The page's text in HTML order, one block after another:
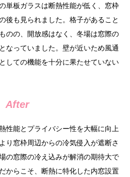
単板ガラスは断熱性能が低く、窓枠
後も見られました。格子があること
のの、開放感はなく、冬場は窓際の
なっていました。壁が近いため風通
しての機能を十分に果たせていない
After
性能とプライバシー性を大幅に向上
り窓枠周辺からの冷気侵入が遮断さ
の窓際の冷え込みが解消の期待大で
からこそ、断熱に特化した内窓設置